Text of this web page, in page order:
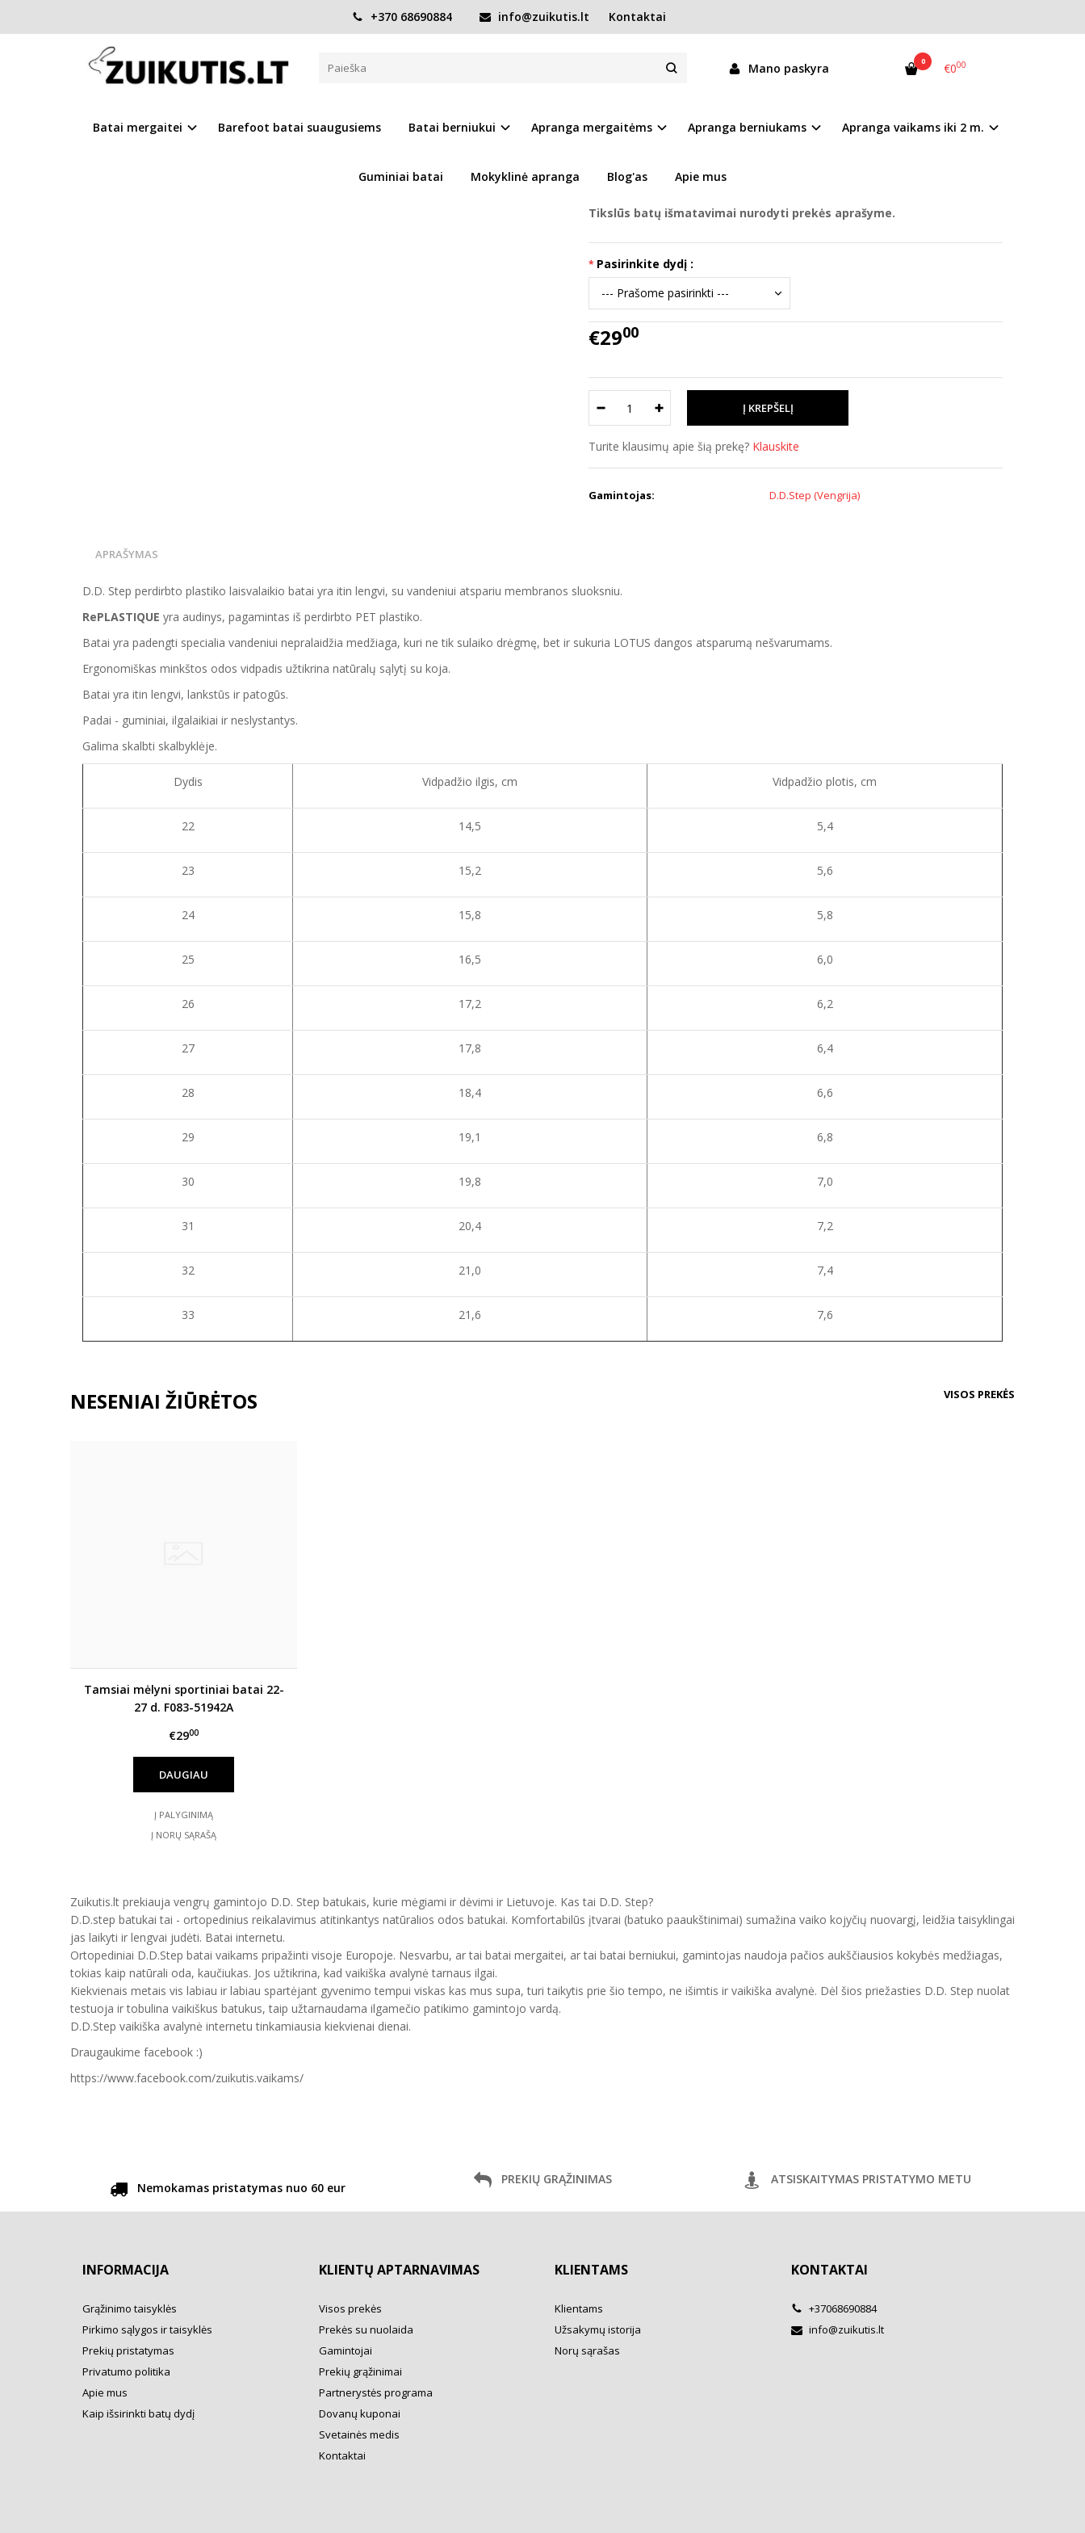
+370 68690884 info@zuikutis.lt Kontaktai
Mano paskyra 0 €000
Batai mergaitei Barefoot batai suaugusiems Batai berniukui Apranga mergaitėms Apranga berniukams Apranga vaikams iki 2 m.
Guminiai batai Mokyklinė apranga Blog'as Apie mus
Pagrindinis Batai berniukui Sportiniai bateliai Tamsiai mėlyni sportiniai batai 22-27 d. F083-51942A
TAMSIAI MĖLYNI SPORTINIAI BATAI 22-27 D. F083-51942A
Į PALYGINIMĄ Į NORŲ SĄRAŠĄ
Prekės kodas:
14691-F083-51942A
Tikslūs batų išmatavimai nurodyti prekės aprašyme.
Pasirinkite dydį :
€2900
Turite klausimų apie šią prekę? Klauskite
Gamintojas: D.D.Step (Vengrija)
APRAŠYMAS
D.D. Step perdirbto plastiko laisvalaikio batai yra itin lengvi, su vandeniui atspariu membranos sluoksniu.
RePLASTIQUE yra audinys, pagamintas iš perdirbto PET plastiko.
Batai yra padengti specialia vandeniui nepralaidžia medžiaga, kuri ne tik sulaiko drėgmę, bet ir sukuria LOTUS dangos atsparumą nešvarumams.
Ergonomiškas minkštos odos vidpadis užtikrina natūralų sąlytį su koja.
Batai yra itin lengvi, lankstūs ir patogūs.
Padai - guminiai, ilgalaikiai ir neslystantys.
Galima skalbti skalbyklėje.
Dydis Vidpadžio ilgis, cm Vidpadžio plotis, cm
22 14,5 5,4
23 15,2 5,6
24 15,8 5,8
25 16,5 6,0
26 17,2 6,2
27 17,8 6,4
28 18,4 6,6
29 19,1 6,8
30 19,8 7,0
31 20,4 7,2
32 21,0 7,4
33 21,6 7,6
NESENIAI ŽIŪRĖTOS VISOS PREKĖS
Tamsiai mėlyni sportiniai batai 22-
27 d. F083-51942A
€2900
DAUGIAU
Į PALYGINIMĄ
Į NORŲ SĄRAŠĄ
Zuikutis.lt prekiauja vengrų gamintojo D.D. Step batukais, kurie mėgiami ir dėvimi ir Lietuvoje. Kas tai D.D. Step?
D.D.step batukai tai - ortopedinius reikalavimus atitinkantys natūralios odos batukai. Komfortabilūs įtvarai (batuko paaukštinimai) sumažina vaiko kojyčių nuovargį, leidžia taisyklingai
jas laikyti ir lengvai judėti. Batai internetu.
Ortopediniai D.D.Step batai vaikams pripažinti visoje Europoje. Nesvarbu, ar tai batai mergaitei, ar tai batai berniukui, gamintojas naudoja pačios aukščiausios kokybės medžiagas,
tokias kaip natūrali oda, kaučiukas. Jos užtikrina, kad vaikiška avalynė tarnaus ilgai.
Kiekvienais metais vis labiau ir labiau spartėjant gyvenimo tempui viskas kas mus supa, turi taikytis prie šio tempo, ne išimtis ir vaikiška avalynė. Dėl šios priežasties D.D. Step nuolat
testuoja ir tobulina vaikiškus batukus, taip užtarnaudama ilgamečio patikimo gamintojo vardą.
D.D.Step vaikiška avalynė internetu tinkamiausia kiekvienai dienai.
Draugaukime facebook :)
https://www.facebook.com/zuikutis.vaikams/
Nemokamas pristatymas nuo 60 eur
PREKIŲ GRĄŽINIMAS ATSISKAITYMAS PRISTATYMO METU
INFORMACIJA
Grąžinimo taisyklės
Pirkimo sąlygos ir taisyklės
Prekių pristatymas
Privatumo politika
Apie mus
Kaip išsirinkti batų dydį
KLIENTŲ APTARNAVIMAS
Visos prekės
Prekės su nuolaida
Gamintojai
Prekių grąžinimai
Partnerystės programa
Dovanų kuponai
Svetainės medis
Kontaktai
KLIENTAMS
Klientams
Užsakymų istorija
Norų sąrašas
KONTAKTAI
+37068690884
info@zuikutis.lt